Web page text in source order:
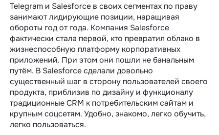
Telegram и Salesforce в своих сегментах по праву
занимают лидирующие позиции, наращивая
обороты год от года. Компания Salesforce
фактически стала первой, кто превратил облако в
жизнеспособную платформу корпоративных
приложений. При этом они пошли не банальным
путём. В Salesforce сделали довольно
существенный шаг в сторону пользователей своего
продукта, приблизив по дизайну и функционалу
традиционные CRM к потребительским сайтам и
крупным соцсетям. Удобно, знакомо, легко обучить,
легко пользоваться.